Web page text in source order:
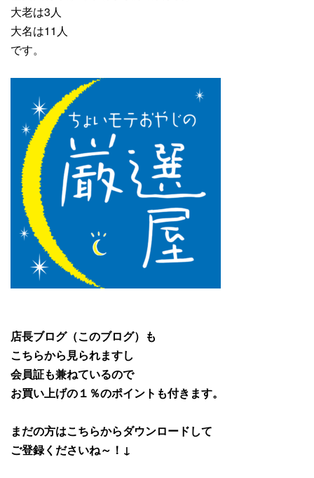
大老は3人
大名は11人
です。
店長ブログ（このブログ）も
こちらから見られますし
会員証も兼ねているので
お買い上げの１％のポイントも付きます。
まだの方はこちらからダウンロードして
ご登録くださいね～！↓